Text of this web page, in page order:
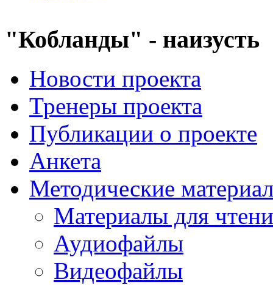
"Кобланды" - наизусть
Новости проекта
Тренеры проекта
Публикации о проекте
Анкета
Методические
Материалы для
Аудиофайлы
Видеофайлы